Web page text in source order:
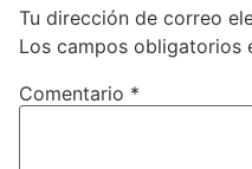
Tu dirección de correo
Los campos obligatorios
Comentario *